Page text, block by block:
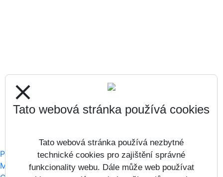
Prohlášení o přístupnosti
Mapa webu
close
Tato webová stránka používá cookies
Tato webová stránka používá nezbytné
technické cookies pro zajištění správné
funkcionality webu. Dále může web používat